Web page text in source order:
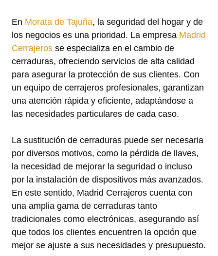
En Morata de Tajuña, la seguridad del hogar y de
los negocios es una prioridad. La empresa Madrid
Cerrajeros se especializa en el cambio de
cerraduras, ofreciendo servicios de alta calidad
para asegurar la protección de sus clientes. Con
un equipo de cerrajeros profesionales, garantizan
una atención rápida y eficiente, adaptándose a
las necesidades particulares de cada caso.
La sustitución de cerraduras puede ser necesaria
por diversos motivos, como la pérdida de llaves,
la necesidad de mejorar la seguridad o incluso
por la instalación de dispositivos más avanzados.
En este sentido, Madrid Cerrajeros cuenta con
una amplia gama de cerraduras tanto
tradicionales como electrónicas, asegurando así
que todos los clientes encuentren la opción que
mejor se ajuste a sus necesidades y presupuesto.